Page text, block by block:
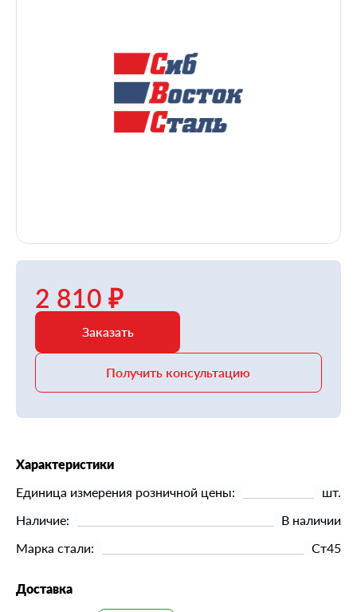
2 810 ₽
Заказать
Получить консультацию
Характеристики
Единица измерения розничной цены:
шт.
Наличие:
В наличии
Марка стали:
Ст45
Доставка